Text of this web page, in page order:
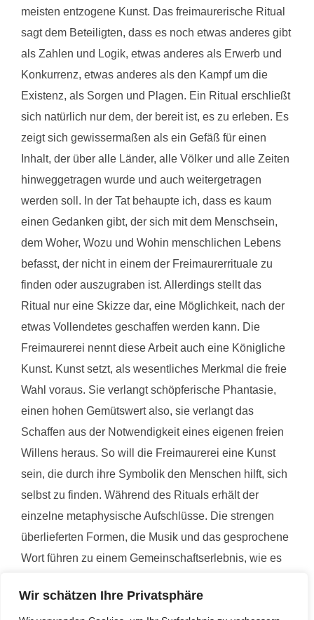
Wir schätzen Ihre Privatsphäre
meisten entzogene Kunst. Das freimaurerische Ritual
sagt dem Beteiligten, dass es noch etwas anderes gibt
als Zahlen und Logik, etwas anderes als Erwerb und
Konkurrenz, etwas anderes als den Kampf um die
Existenz, als Sorgen und Plagen. Ein Ritual erschließt
sich natürlich nur dem, der bereit ist, es zu erleben. Es
zeigt sich gewissermaßen als ein Gefäß für einen
Inhalt, der über alle Länder, alle Völker und alle Zeiten
hinweggetragen wurde und auch weitergetragen
werden soll. In der Tat behaupte ich, dass es kaum
einen Gedanken gibt, der sich mit dem Menschsein,
dem Woher, Wozu und Wohin menschlichen Lebens
befasst, der nicht in einem der Freimaurerrituale zu
finden oder auszugraben ist. Allerdings stellt das
Ritual nur eine Skizze dar, eine Möglichkeit, nach der
etwas Vollendetes geschaffen werden kann. Die
Freimaurerei nennt diese Arbeit auch eine Königliche
Kunst. Kunst setzt, als wesentliches Merkmal die freie
Wahl voraus. Sie verlangt schöpferische Phantasie,
einen hohen Gemütswert also, sie verlangt das
Schaffen aus der Notwendigkeit eines eigenen freien
Willens heraus. So will die Freimaurerei eine Kunst
sein, die durch ihre Symbolik den Menschen hilft, sich
selbst zu finden. Während des Rituals erhält der
einzelne metaphysische Aufschlüsse. Die strengen
überlieferten Formen, die Musik und das gesprochene
Wort führen zu einem Gemeinschaftserlebnis, wie es
Verbindungen erlebt werden kann.